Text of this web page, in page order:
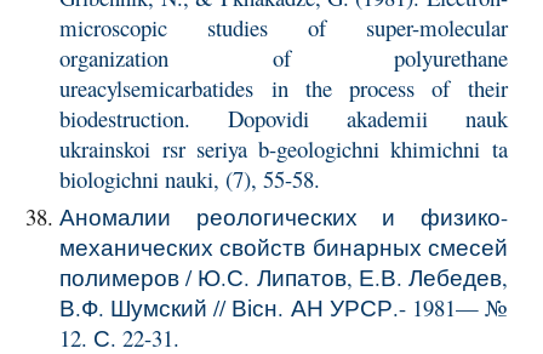
microscopic studies of super-molecular
organization of polyurethane
ureacylsemicarbatides in the process of their
biodestruction. Dopovidi akademii nauk
ukrainskoi rsr seriya b-geologichni khimichni ta
biologichni nauki, (7), 55-58.
Аномалии реологических и физико-
механических свойств бинарных смесей
полимеров / Ю.С. Липатов, Е.В. Лебедев,
В.Ф. Шумский // Вісн. АН УРСР.- 1981— №
12. С. 22-31.